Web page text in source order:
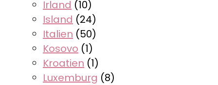
Irland (10)
Island (24)
Italien (50)
Kosovo (1)
Kroatien (1)
Luxemburg (8)